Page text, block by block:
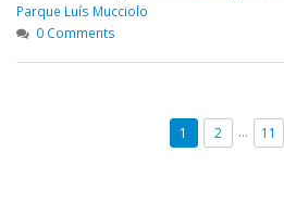
Parque Luís Mucciolo
0 Comments
1 2 … 11